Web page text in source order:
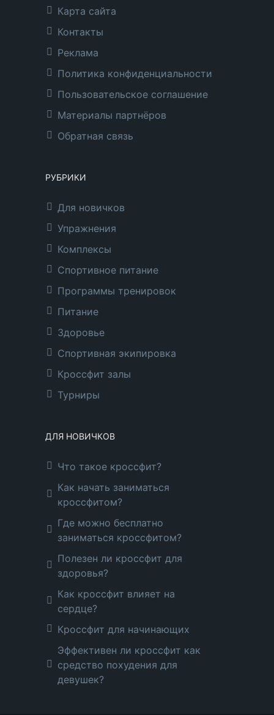
Карта сайта
Контакты
Реклама
Политика конфиденциальности
Пользовательское соглашение
Материалы партнёров
Обратная связь
РУБРИКИ
Для новичков
Упражнения
Комплексы
Спортивное питание
Программы тренировок
Питание
Здоровье
Спортивная экипировка
Кроссфит залы
Турниры
ДЛЯ НОВИЧКОВ
Что такое кроссфит?
Как начать заниматься
кроссфитом?
Где можно бесплатно
заниматься кроссфитом?
Полезен ли кроссфит для
здоровья?
Как кроссфит влияет на
сердце?
Кроссфит для начинающих
Эффективен ли кроссфит как
средство похудения для
девушек?